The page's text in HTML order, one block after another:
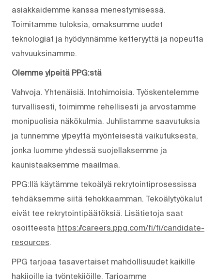
asiakkaidemme kanssa menestymisessä.
Toimitamme tuloksia, omaksumme uudet
teknologiat ja hyödynnämme ketteryyttä ja nopeutta
vahvuuksinamme.
Olemme ylpeitä PPG:stä
Vahvoja. Yhtenäisiä. Into­himoisia. Työskentelemme
turvallisesti, toimimme rehellisesti ja arvostamme
monipuolisia näkökulmia. Juhlistamme saavutuksia
ja tunnemme ylpeyttä myönteisestä vaikutuksesta,
jonka luomme yhdessä suojellaksemme ja
kaunistaaksemme maailmaa.
PPG:llä käytämme tekoälyä rekrytointiprosessissa
tehdäksemme siitä tehokkaamman. Tekoälytyökalut
eivät tee rekrytointipäätöksiä. Lisätietoja saat
osoitteesta https://careers.ppg.com/fi/fi/candidate-
resources.
PPG tarjoaa tasavertaiset mahdollisuudet kaikille
hakijoille ja työntekijöille. Tarjoamme